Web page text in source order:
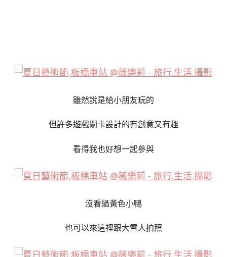
雖然說是給小朋友玩的
但許多遊戲關卡設計的有創意又有趣
看得我也好想一起參與
沒看過黃色小鴨
也可以來這裡跟大雪人拍照